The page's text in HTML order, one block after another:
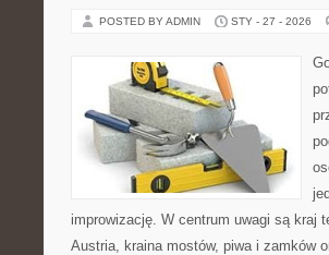
POSTED BY ADMIN STY - 27 - 2026
improwizację. W centrum uwagi są kraj
Austria, kraina mostów, piwa i zamków